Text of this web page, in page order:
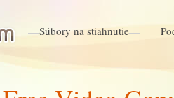
Súbory na stiahnutie